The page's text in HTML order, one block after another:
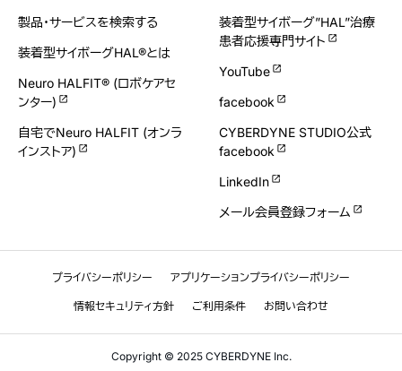
製品・サービスを検索する
装着型サイボーグHAL®とは
Neuro HALFIT® (ロボケアセ
ンター)
自宅でNeuro HALFIT (オンラ
インストア)
装着型サイボーグ”HAL”治療
患者応援専門サイト
YouTube
facebook
CYBERDYNE STUDIO公式
facebook
LinkedIn
メール会員登録フォーム
プライバシーポリシー アプリケーションプライバシーポリシー
情報セキュリティ方針 ご利用条件 お問い合わせ
Copyright © 2025 CYBERDYNE Inc.